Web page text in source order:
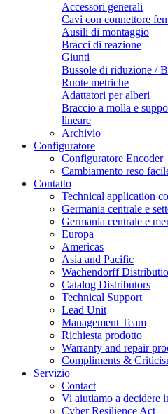
Accessori generali
Cavi con connettore
Ausili di montaggio
Bracci di reazione
Giunti
Bussole di riduzione /
Ruote metriche
Adattatori per alberi
Braccio a molla e
lineare
Archivio
Configuratore
Configuratore Encoder
Cambiamento reso
Contatto
Technical application
Germania centrale e
Germania centrale e
Europa
Americas
Asia and Pacific
Wachendorff
Catalog Distributors
Technical Support
Lead Unit
Management Team
Richiesta prodotto
Warranty and repair
Compliments &
Servizio
Contact
Vi aiutiamo a decidere
Cyber Resilience Act